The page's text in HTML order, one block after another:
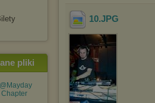
lety
pliki
Chapter
10.JPG